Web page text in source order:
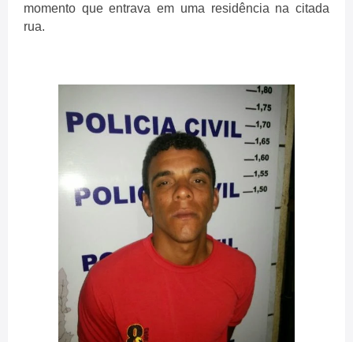
momento que entrava em uma residência na citada
rua.